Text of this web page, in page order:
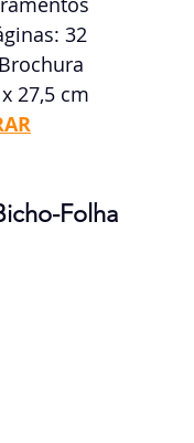
32
27,5 cm
Folha